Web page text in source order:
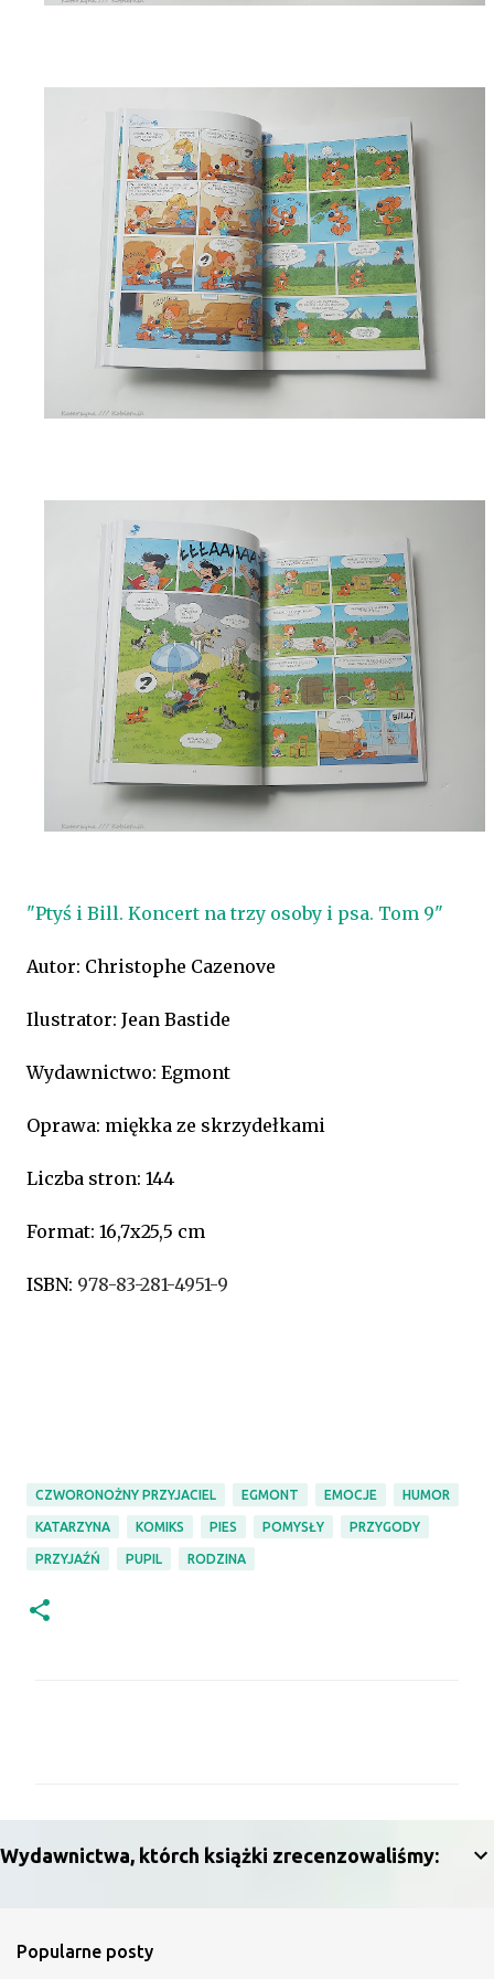
"Ptyś i Bill. Koncert na trzy osoby i psa. Tom 9"
Autor: Christophe Cazenove
Ilustrator: Jean Bastide
Wydawnictwo: Egmont
Oprawa: miękka ze skrzydełkami
Liczba stron: 144
Format: 16,7x25,5 cm
ISBN: 978-83-281-4951-9
CZWORONOŻNY PRZYJACIEL EGMONT EMOCJE HUMOR
KATARZYNA KOMIKS PIES POMYSŁY PRZYGODY
PRZYJAŹŃ PUPIL RODZINA
t
z
Wydawnictwa, którch książki zrecenzowaliśmy:
Popularne posty